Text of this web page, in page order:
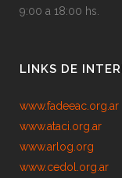
9:00 a 18:00 hs.
LINKS DE
www.fadeeac.org.ar
www.ataci.org.ar
www.arlog.org
www.cedol.org.ar